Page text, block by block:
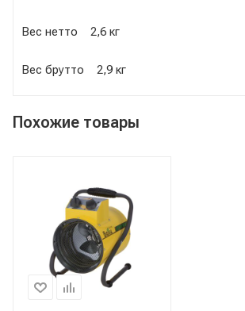
Вес нетто 2,6 кг
Вес брутто 2,9 кг
Похожие товары